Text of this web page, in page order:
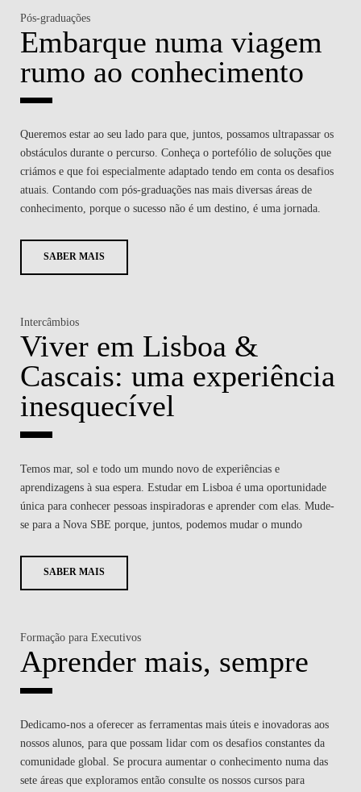
Pós-graduações
Embarque numa viagem
rumo ao conhecimento
Queremos estar ao seu lado para que, juntos, possamos ultrapassar os
obstáculos durante o percurso. Conheça o portefólio de soluções que
criámos e que foi especialmente adaptado tendo em conta os desafios
atuais. Contando com pós-graduações nas mais diversas áreas de
conhecimento, porque o sucesso não é um destino, é uma jornada.
SABER MAIS
Intercâmbios
Viver em Lisboa &
Cascais: uma experiência
inesquecível
Temos mar, sol e todo um mundo novo de experiências e
aprendizagens à sua espera. Estudar em Lisboa é uma oportunidade
única para conhecer pessoas inspiradoras e aprender com elas. Mude-
se para a Nova SBE porque, juntos, podemos mudar o mundo
SABER MAIS
Formação para Executivos
Aprender mais, sempre
Dedicamo-nos a oferecer as ferramentas mais úteis e inovadoras aos
nossos alunos, para que possam lidar com os desafios constantes da
comunidade global. Se procura aumentar o conhecimento numa das
sete áreas que exploramos então consulte os nossos cursos para